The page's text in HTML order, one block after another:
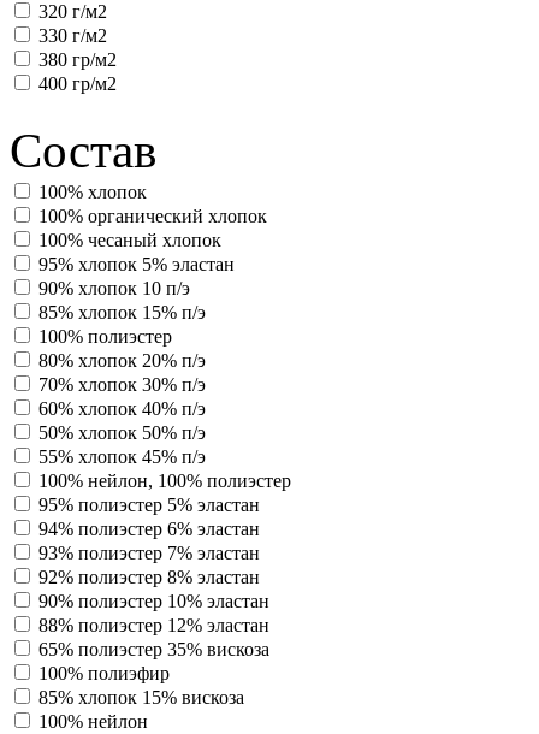
320 г/м2
330 г/м2
380 гр/м2
400 гр/м2
Состав
100% хлопок
100% органический хлопок
100% чесаный хлопок
95% хлопок 5% эластан
90% хлопок 10 п/э
85% хлопок 15% п/э
100% полиэстер
80% хлопок 20% п/э
70% хлопок 30% п/э
60% хлопок 40% п/э
50% хлопок 50% п/э
55% хлопок 45% п/э
100% нейлон, 100% полиэстер
95% полиэстер 5% эластан
94% полиэстер 6% эластан
93% полиэстер 7% эластан
92% полиэстер 8% эластан
90% полиэстер 10% эластан
88% полиэстер 12% эластан
65% полиэстер 35% вискоза
100% полиэфир
85% хлопок 15% вискоза
100% нейлон